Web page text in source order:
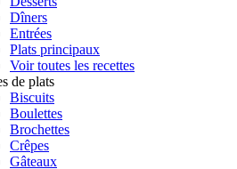
Dîners
Entrées
Plats principaux
Voir toutes les recettes
de plats
Biscuits
Boulettes
Brochettes
Crêpes
Gâteaux